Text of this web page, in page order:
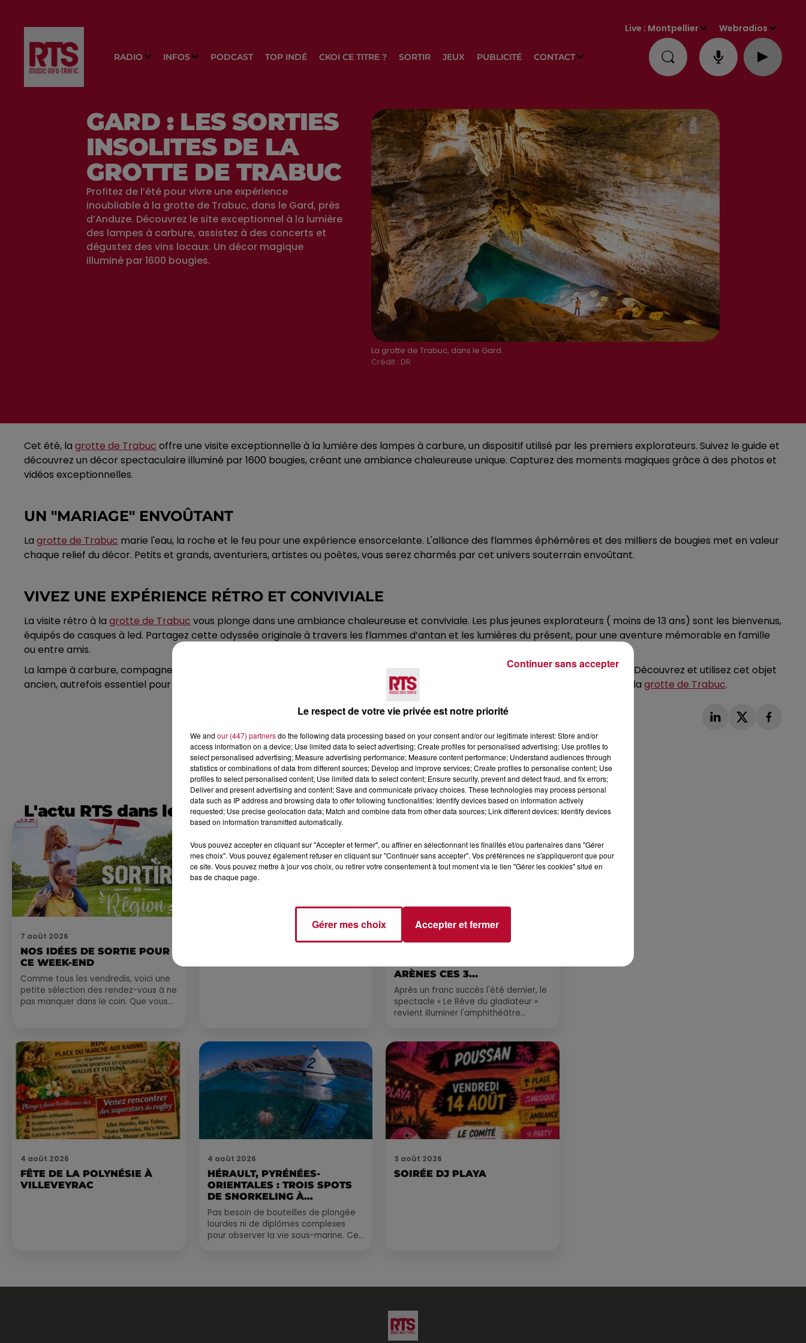
RADIO INFOS PODCAST TOP INDÉ CKOI CE TITRE ? SORTIR JEUX PUBLICITÉ CONTACT
Live : Montpellier Webradios
La grotte de Trabuc, dans le Gard.
Crédit : DR
GARD : LES SORTIES
INSOLITES DE LA
GROTTE DE TRABUC
Profitez de l’été pour vivre une expérience
inoubliable à la grotte de Trabuc, dans le Gard, près
d’Anduze. Découvrez le site exceptionnel à la lumière
des lampes à carbure, assistez à des concerts et
dégustez des vins locaux. Un décor magique
illuminé par 1600 bougies.
Cet été, la grotte de Trabuc offre une visite exceptionnelle à la lumière des lampes à carbure, un dispositif utilisé par les premiers explorateurs. Suivez le guide et
découvrez un décor spectaculaire illuminé par 1600 bougies, créant une ambiance chaleureuse unique. Capturez des moments magiques grâce à des photos et
vidéos exceptionnelles.
UN "MARIAGE" ENVOÛTANT
La grotte de Trabuc marie l'eau, la roche et le feu pour une expérience ensorcelante. L'alliance des flammes éphémères et des milliers de bougies met en valeur
chaque relief du décor. Petits et grands, aventuriers, artistes ou poètes, vous serez charmés par cet univers souterrain envoûtant.
VIVEZ UNE EXPÉRIENCE RÉTRO ET CONVIVIALE
La visite rétro à la grotte de Trabuc vous plonge dans une ambiance chaleureuse et conviviale. Les plus jeunes explorateurs ( moins de 13 ans) sont les bienvenus,
équipés de casques à led. Partagez cette odyssée originale à travers les flammes d’antan et les lumières du présent, pour une aventure mémorable en famille
ou entre amis.
La lampe à carbure, compagne fidèle des spéléologues depuis des générations, a permis la réussite de nombreuses explorations. Découvrez et utilisez cet objet
ancien, autrefois essentiel pour les explorateurs et travailleurs. Aujourd'hui, elle apporte une touche récréative à votre visite dans la grotte de Trabuc.
L'actu RTS dans le Sud Voir plus
7 août 2026
NOS IDÉES DE SORTIE POUR
CE WEEK-END
Comme tous les vendredis, voici une
petite sélection des rendez-vous à ne
pas manquer dans le coin. Que vous
ARÈNES CES 3...
Après un franc succès l'été dernier, le
spectacle « Le Rêve du gladiateur »
revient illuminer l'amphithéâtre
4 août 2026
FÊTE DE LA POLYNÉSIE À
VILLEVEYRAC
4 août 2026
HÉRAULT, PYRÉNÉES-
ORIENTALES : TROIS SPOTS
DE SNORKELING À
EXPLORER...
Pas besoin de bouteilles de plongée
lourdes ni de diplômes complexes
pour observer la vie sous-marine. Cet
3 août 2026
SOIRÉE DJ PLAYA
Le respect de votre vie privée est notre priorité
We and our (447) partnersdo the following data processing based on your consent and/or our legitimate interest: Store and/or
access information on a device; Use limited data to select advertising; Create profiles for personalised advertising; Use profiles to
select personalised advertising; Measure advertising performance; Measure content performance; Understand audiences through
statistics or combinations of data from different sources; Develop and improve services; Create profiles to personalise content; Use
profiles to select personalised content; Use limited data to select content; Ensure security, prevent and detect fraud, and fix errors;
Deliver and present advertising and content; Save and communicate privacy choices. These technologies may process personal
data such as IP address and browsing data to offer following functionalities: Identify devices based on information actively
requested; Use precise geolocation data; Match and combine data from other data sources; Link different devices; Identify devices
based on information transmitted automatically.
Vous pouvez accepter en cliquant sur "Accepter et fermer", ou affiner en sélectionnant les finalités et/ou partenaires dans "Gérer
mes choix". Vous pouvez également refuser en cliquant sur "Continuer sans accepter". Vos préférences ne s'appliqueront que pour
ce site. Vous pouvez mettre à jour vos choix, ou retirer votre consentement à tout moment via le lien "Gérer les cookies" situé en
bas de chaque page.
Gérer mes choix Accepter et fermer
Continuer sans accepter